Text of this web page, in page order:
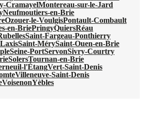
CramayelMontereau-sur-le-Jard
Neufmoutiers-en-Brie
Ozouer-le-VoulgisPontault-Combault
en-BriePringyQuiersRéau
Saint-Fargeau-Ponthierry
Saint-MérySaint-Ouen-en-Brie
Seine-PortServonSivry-Courtry
SolersTournan-en-Brie
l'ÉtangVert-Saint-Denis
Villeneuve-Saint-Denis
VoisenonYèbles